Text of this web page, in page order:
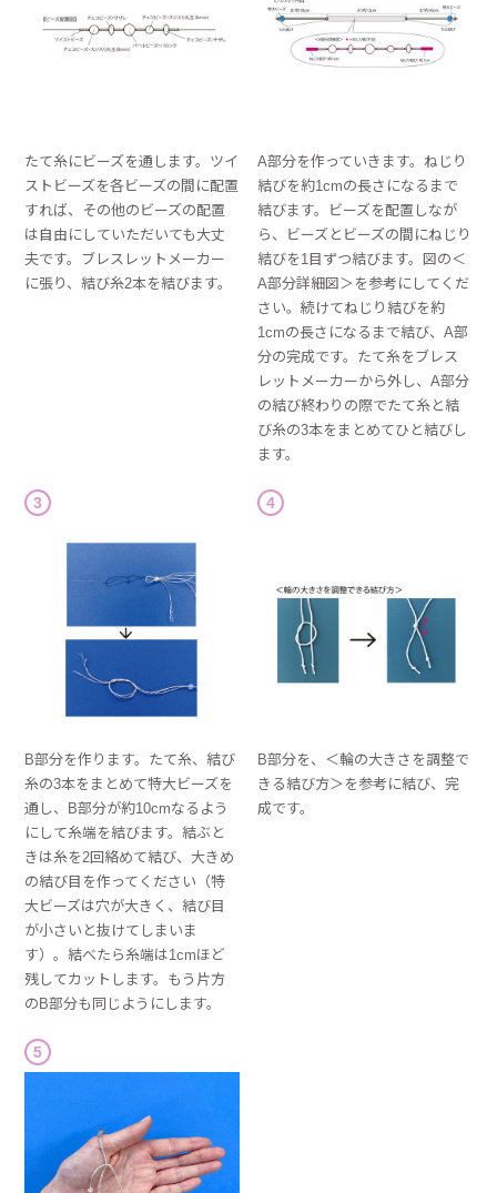
たて糸にビーズを通します。ツイ
ストビーズを各ビーズの間に配置
すれば、その他のビーズの配置
は自由にしていただいても大丈
夫です。ブレスレットメーカー
に張り、結び糸2本を結びます。
A部分を作っていきます。ねじり
結びを約1cmの長さになるまで
結びます。ビーズを配置しなが
ら、ビーズとビーズの間にねじり
結びを1目ずつ結びます。図の＜
A部分詳細図＞を参考にしてくだ
さい。続けてねじり結びを約
1cmの長さになるまで結び、A部
分の完成です。たて糸をブレス
レットメーカーから外し、A部分
の結び終わりの際でたて糸と結
び糸の3本をまとめてひと結びし
ます。
3
B部分を作ります。たて糸、結び
糸の3本をまとめて特大ビーズを
通し、B部分が約10cmなるよう
にして糸端を結びます。結ぶと
きは糸を2回絡めて結び、大きめ
の結び目を作ってください（特
大ビーズは穴が大きく、結び目
が小さいと抜けてしまいま
す）。結べたら糸端は1cmほど
残してカットします。もう片方
のB部分も同じようにします。
4
B部分を、＜輪の大きさを調整で
きる結び方＞を参考に結び、完
成です。
5